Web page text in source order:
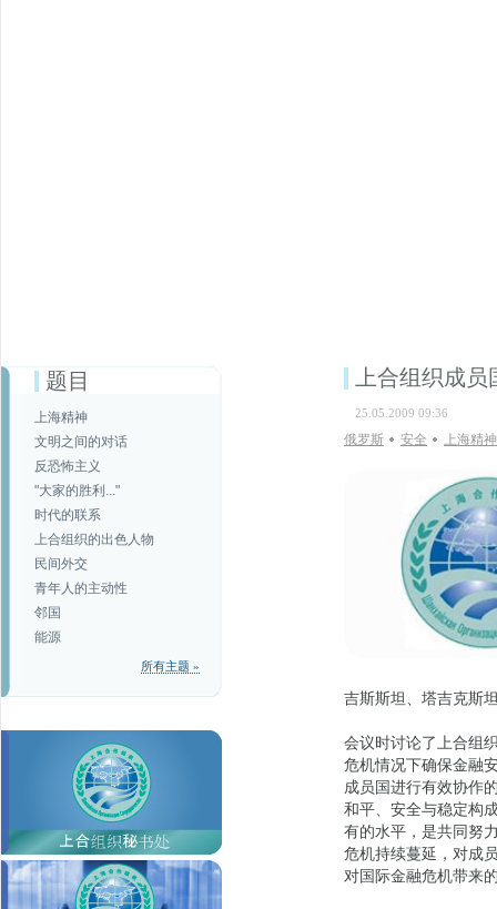
题目
上海精神
文明之间的对话
反恐怖主义
"大家的胜利..."
时代的联系
上合组织的出色人物
民间外交
青年人的主动性
邻国
能源
所有主题 »
上合组织成
25.05.2009 09:36
俄罗斯 安全 上海精神
吉斯斯坦、塔吉克斯
会议时讨论了上合组
危机情况下确保金融
成员国进行有效协作
和平、安全与稳定构
有的水平，是共同努
危机持续蔓延，对成
对国际金融危机带来